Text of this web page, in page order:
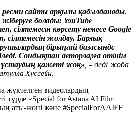
ресми сайты арқылы қабылданады.
болады: YouTube
сілтемесін көрсету немесе Google
сілтемесін жолдау. Барлық
бірыңғай базасында
Сондықтан авторларға өтінім
ұстаудың қажеті жоқ», – деді жоба
Хуссейн.
жүктелген видеолардың
түрде «Special for Astana AI Film
аты-жөні жəне #SpecialForAAIFF